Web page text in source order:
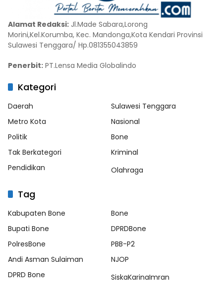
Alamat Redaksi: Jl.Made Sabara,Lorong
Morini,Kel.Korumba, Kec. Mandonga,Kota Kendari Provinsi
Sulawesi Tenggara/ Hp.081355043859
Penerbit: PT.Lensa Media Globalindo
Kategori
Daerah
Sulawesi Tenggara
Metro Kota
Nasional
Politik
Bone
Tak Berkategori
Kriminal
Pendidikan
Olahraga
Tag
Kabupaten Bone
Bone
Bupati Bone
DPRDBone
PolresBone
PBB-P2
Andi Asman Sulaiman
NJOP
DPRD Bone
SiskaKarinaImran